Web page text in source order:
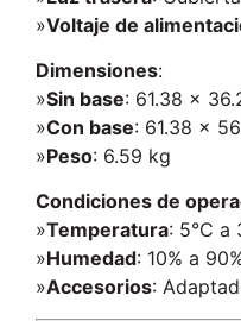
»Voltaje de
Dimensiones:
»Sin base: 61.38 x
»Con base: 61.38 x
»Peso: 6.59 kg
Condiciones de
»Temperatura: 5°C a
»Humedad: 10% a
»Accesorios: